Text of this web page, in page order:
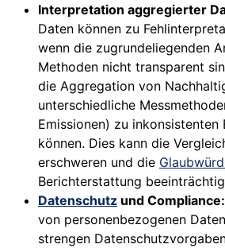
Interpretation aggregierter
Daten können zu
wenn die zugrundeliegenden
Methoden nicht transparent
die Aggregation von
unterschiedliche
Emissionen) zu inkonsistenten
können. Dies kann die
erschweren und die
Berichterstattung
Datenschutz und Compliance:
von personenbezogenen
strengen